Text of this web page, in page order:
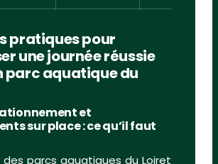
pratiques pour
une journée réussie
parc aquatique du
et
sur place : ce qu’il faut
des parcs aquatiques du Loiret